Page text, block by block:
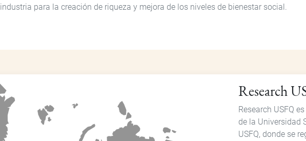
industria para la creación de riqueza y mejora de los niveles de bienestar social.
Research
Research USFQ
de la Universidad
USFQ, donde se